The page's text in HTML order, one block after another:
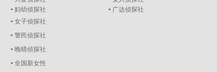
▪ 妇幼侦探社
▪ 广达侦探社
▪ 女子侦探社
▪ 警民侦探社
▪ 晚晴侦探社
▪ 全国新女性